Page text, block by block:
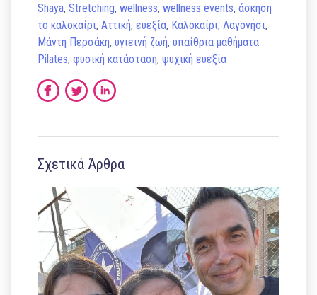
Shaya,Stretching,wellness,wellness events,άσκηση
το καλοκαίρι,Αττική,ευεξία, Καλοκαίρι, Λαγονήσι,
Μάντη Περσάκη,υγιεινή ζωή,υπαίθρια μαθήματα
Pilates,φυσική κατάσταση,ψυχική ευεξία
Σχετικά Άρθρα